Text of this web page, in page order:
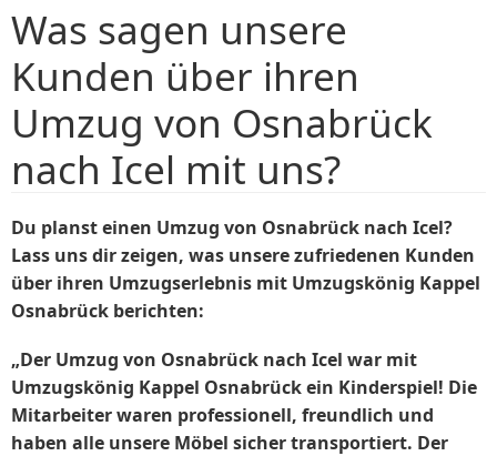
Was sagen unsere
Kunden über ihren
Umzug von Osnabrück
nach Icel mit uns?
Du planst einen Umzug von Osnabrück nach Icel?
Lass uns dir zeigen, was unsere zufriedenen Kunden
über ihren Umzugserlebnis mit Umzugskönig Kappel
Osnabrück berichten:
„Der Umzug von Osnabrück nach Icel war mit
Umzugskönig Kappel Osnabrück ein Kinderspiel! Die
Mitarbeiter waren professionell, freundlich und
haben alle unsere Möbel sicher transportiert. Der